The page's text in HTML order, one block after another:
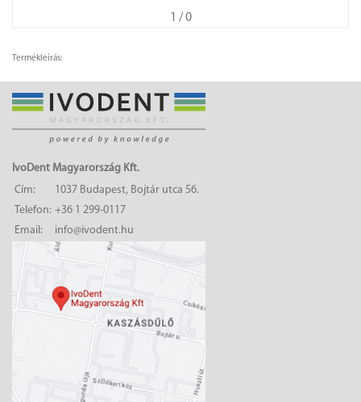
1 / 0
Termékleírás:
IvoDent Magyarország Kft.
Cím:
1037 Budapest, Bojtár utca 56.
Telefon: +36 1 299-0117
Email:
info@ivodent.hu